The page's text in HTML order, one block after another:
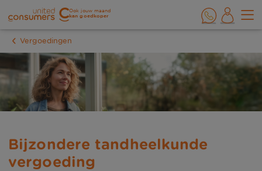
Ook jouw maand
kan goedkoper
Vergoedingen
Bijzondere tandheelkunde
vergoeding